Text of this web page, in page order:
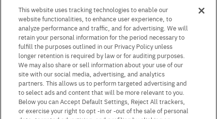
Kultur / Wirtschaft
Follow Us
Terms & Conditions Purpose of use Privacy Policy
Site Map
AGB (Deutsche Version)
AGB (Englische Version)
Impressum
Standard terms and conditions for sales (PDF)
This website uses tracking technologies to enable our
website functionalities, to enhance user experience, to
analyze performance and traffic, and for advertising. We will
retain your personal information for the period necessary to
fulfill the purposes outlined in our Privacy Policy unless
longer retention is required by law or for auditing purposes.
We may also share or sell information about your use of our
site with our social media, advertising, and analytics
partners. This allows us to perform targeted advertising and
to select ads and content that will be more relevant to you.
Below you can Accept Default Settings, Reject All trackers,
or exercise your right to opt -in or -out of the sale of personal